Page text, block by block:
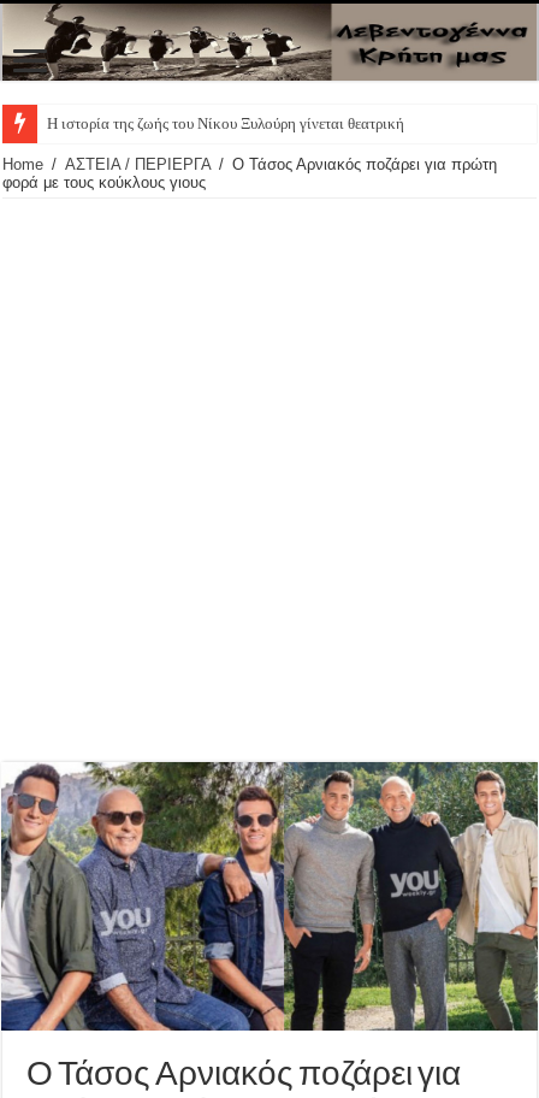
Η ιστορία της ζωής του Νίκου Ξυλούρη γίνεται θεατρική παράστ
Home / ΑΣΤΕΙΑ / ΠΕΡΙΕΡΓΑ / Ο Τάσος Αρνιακός ποζάρει για πρώτη
φορά με τους κούκλους γιους
Ο Τάσος Αρνιακός ποζάρει για